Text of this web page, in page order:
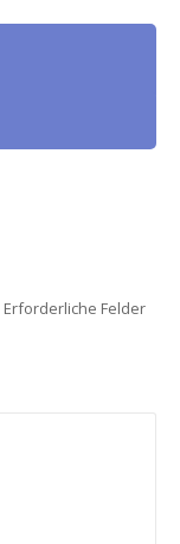
Erforderliche Felder